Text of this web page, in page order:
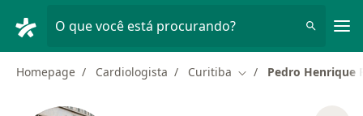
O que você está procurando?
Homepage Cardiologista Curitiba Mudar de cidade
Pedro Henrique